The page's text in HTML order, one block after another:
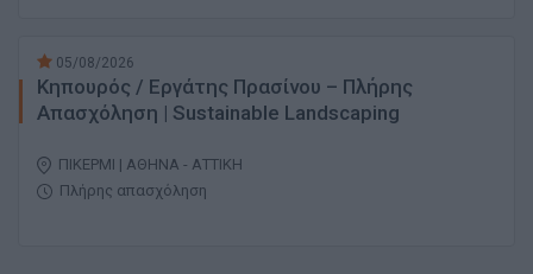
05/08/2026
Κηπουρός / Εργάτης Πρασίνου – Πλήρης
Απασχόληση | Sustainable Landscaping
ΠΙΚΕΡΜΙ | ΑΘΗΝΑ - ΑΤΤΙΚΗ
Πλήρης απασχόληση